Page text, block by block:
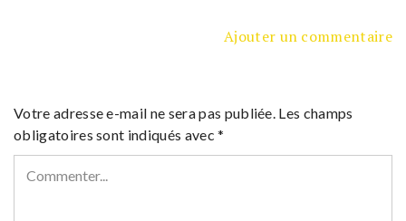
Ajouter un commentaire
Votre adresse e-mail ne sera pas publiée. Les champs
obligatoires sont indiqués avec*